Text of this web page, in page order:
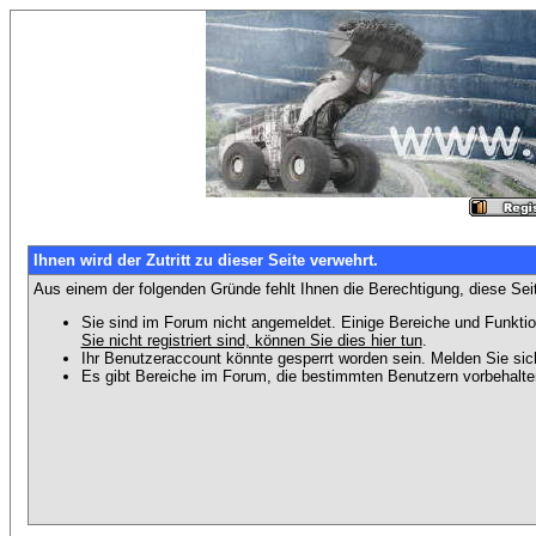
Ihnen wird der Zutritt zu dieser Seite verwehrt.
Aus einem der folgenden Gründe fehlt Ihnen die Berechtigung, diese
Sie sind im Forum nicht angemeldet. Einige Bereiche und
Sie nicht registriert sind, können Sie dies hier tun.
Ihr Benutzeraccount könnte gesperrt worden sein. Melden Sie
Es gibt Bereiche im Forum, die bestimmten Benutzern